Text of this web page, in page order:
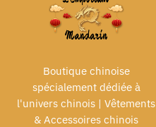
Boutique chinoise
spécialement dédiée à
l'univers chinois | Vêtements
& Accessoires chinois